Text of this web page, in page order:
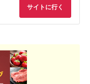
サイトに行く